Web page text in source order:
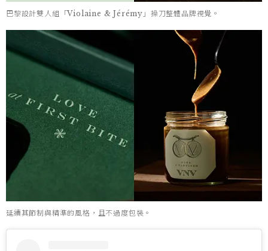
巴黎設計雙人組「Violaine & Jérémy」操刀整體品牌視覺。
延續其節制與精準的風格，且不過度包裝。